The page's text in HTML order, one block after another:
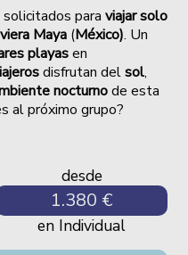
solicitados paraviajar solo
Maya (México). Un
playasen
disfrutan delsol,
nocturnode esta
al próximo grupo?
desde
1.380 €
en Individual